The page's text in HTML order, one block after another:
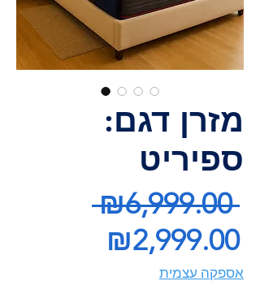
מזרן דגם:
ספיריט
₪6,999.00
₪2,999.00
אספקה עצמית